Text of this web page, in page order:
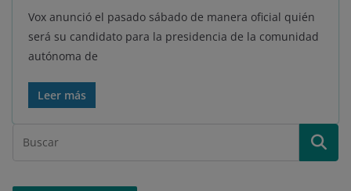
Vox anunció el pasado sábado de manera oficial quién
será su candidato para la presidencia de la comunidad
autónoma de
Leer más